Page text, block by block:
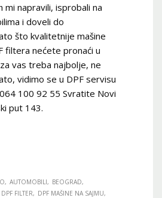
mi napravili, isprobali na
i doveli do
što kvalitetnije mašine
filtera nećete pronaći u
vas treba najbolje, ne
vidimo se u DPF servisu
100 92 55 Svratite Novi
put 143.
AUTOMOBILI
BEOGRAD
DPF FILTER
DPF MAŠINE NA SAJMU